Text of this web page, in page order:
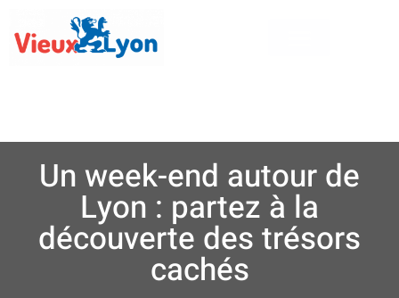
Un week-end autour de
Lyon : partez à la
découverte des trésors
cachés